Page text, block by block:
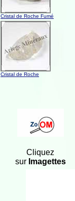
Cristal de Roche Fumé
Cristal de Roche
Cliquez
surImagettes